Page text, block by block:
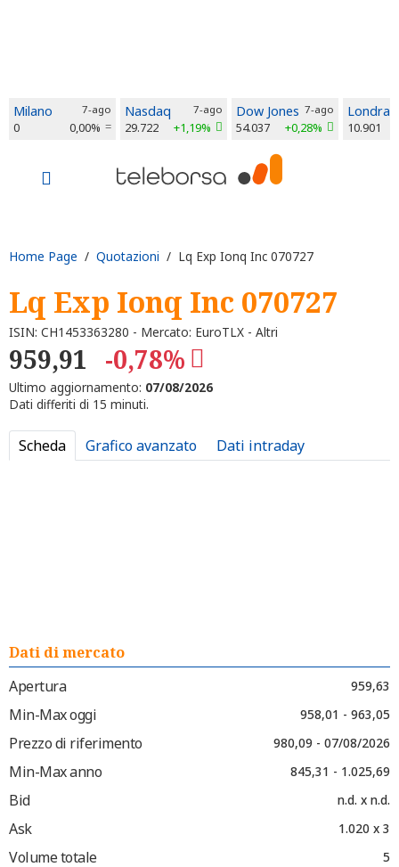
Milano 7-ago
0 0,00%
Nasdaq 7-ago
29.722 +1,19%
Dow Jones 7-ago
54.037 +0,28%
Londra
10.901
Home Page / Quotazioni / Lq Exp Ionq Inc 070727
Lq Exp Ionq Inc 070727
ISIN: CH1453363280 - Mercato: EuroTLX - Altri
959,91 -0,78%
Ultimo aggiornamento: 07/08/2026
Dati differiti di 15 minuti.
Scheda Grafico avanzato Dati intraday
Dati di mercato
Apertura
959,63
Min-Max oggi 958,01 - 963,05
Prezzo di riferimento 980,09 - 07/08/2026
Min-Max anno 845,31 - 1.025,69
Bid n.d. x n.d.
Ask 1.020 x 3
Volume totale 5